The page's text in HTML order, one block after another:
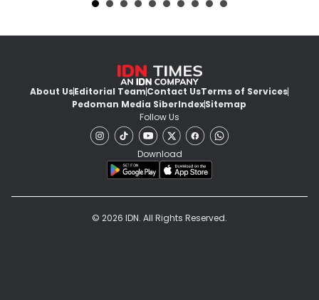
About UsEditorial TeamContact UsTerms of Services
Pedoman Media SiberIndexSitemap
Follow Us
Download
© 2026 IDN. All Rights Reserved.